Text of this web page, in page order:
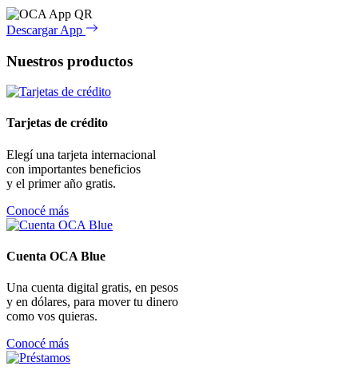
Descargar App
Nuestros productos
Tarjetas de crédito
Elegí una tarjeta internacional
con importantes beneficios
y el primer año gratis.
Conocé más
Cuenta OCA Blue
Una cuenta digital gratis, en pesos
y en dólares, para mover tu dinero
como vos quieras.
Conocé más